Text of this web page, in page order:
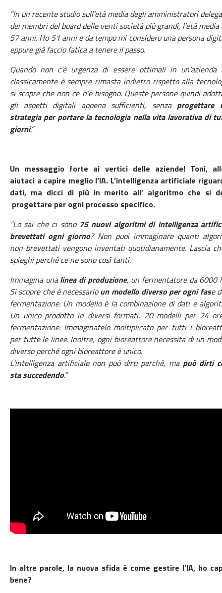
“In un recente studio sull’età media degli amministratori
dei membri del board delle venti società più grandi, l’età media
57 anni. Ho 51 anni e da tempo mi considero una persona
eppure già faccio fatica a tenere il passo.
Quando non c’è urgenza di essere ottimali in un’azienda
classicamente è sempre rimasta indietro rispetto alla
si scopre che non ce n’è bisogno. Queste persone quindi
gli aspetti digitali appena sufficienti, senzaprogettare
strategia per portare la tecnologia nella vita lavorativa di
giorni.”
Un messaggio forte ai vertici delle aziende! Toni,
aiutaci a capire meglio l’IA. L’intelligenza artificiale
dati, ma dicci di più in merito all’ algoritmo che si
progettare per ogni processo specifico.
“Lo sai che ci sono 75 nuovi algoritmi di intelligenza
brevettati ogni giorno? Non puoi immaginare quanti
non brevettati vengono inventati quotidianamente. Lascia
spieghi perché ce ne sono così tanti.
Immagina unalinea di produzione, un fermentatore da 6000
Si scopre che è necessarioun modello diverso per ogni fase
fermentazione. Un modello è la combinazione di dati e
Un unico prodotto in diversi formati, 20 modelli per 24
fermentazione. Immaginatelo moltiplicato per tutti i
per tutte le linee. Inoltre, ogni bioreattore necessita di un
diverso perché ogni bioreattore è unico.
L’intelligenza artificiale non può dirti perché, ma può dirti
sta succedendo.”
In altre parole, la nuova sfida è come gestire l’IA, ho
bene?